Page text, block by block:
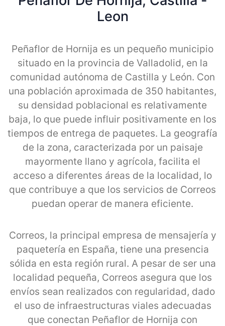
Leon
Peñaflor de Hornija es un pequeño municipio
situado en la provincia de Valladolid, en la
comunidad autónoma de Castilla y León. Con
una población aproximada de 350 habitantes,
su densidad poblacional es relativamente
baja, lo que puede influir positivamente en los
tiempos de entrega de paquetes. La geografía
de la zona, caracterizada por un paisaje
mayormente llano y agrícola, facilita el
acceso a diferentes áreas de la localidad, lo
que contribuye a que los servicios de Correos
puedan operar de manera eficiente.
Correos, la principal empresa de mensajería y
paquetería en España, tiene una presencia
sólida en esta región rural. A pesar de ser una
localidad pequeña, Correos asegura que los
envíos sean realizados con regularidad, dado
el uso de infraestructuras viales adecuadas
que conectan Peñaflor de Hornija con